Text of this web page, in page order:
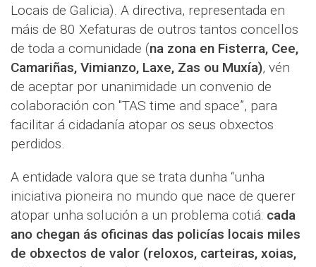
Locais de Galicia). A directiva, representada en
máis de 80 Xefaturas de outros tantos concellos
de toda a comunidade (na zona en Fisterra, Cee,
Camariñas, Vimianzo, Laxe, Zas ou Muxía), vén
de aceptar por unanimidade un convenio de
colaboración con "TAS time and space”, para
facilitar á cidadanía atopar os seus obxectos
perdidos.
A entidade valora que se trata dunha “unha
iniciativa pioneira no mundo que nace de querer
atopar unha solución a un problema cotiá: cada
ano chegan ás oficinas das policías locais miles
de obxectos de valor (reloxos, carteiras, xoias,